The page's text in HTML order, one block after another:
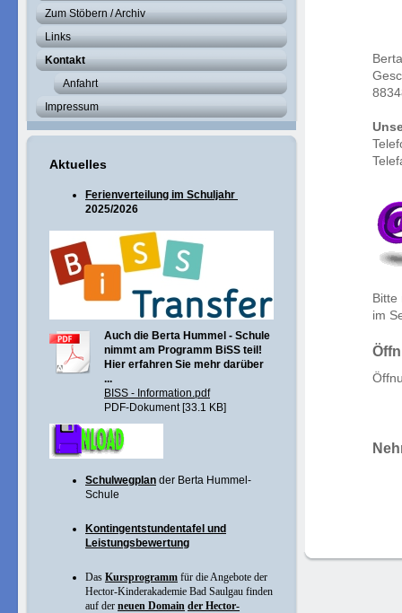
Zum Stöbern / Archiv
Links
Kontakt
Anfahrt
Impressum
Aktuelles
Ferienverteilung im Schuljahr
2025/2026
Auch die Berta Hummel - Schule
nimmt am Programm BiSS teil!
Hier erfahren Sie mehr darüber
...
BISS - Information.pdf
PDF-Dokument [33.1 KB]
Schulwegplan der Berta Hummel-
Schule
Kontingentstundentafel und
Leistungsbewertung
Das Kursprogramm für die Angebote der
Hector-Kinderakademie Bad Saulgau finden
auf der neuen Domain der Hector-
Bitte
im